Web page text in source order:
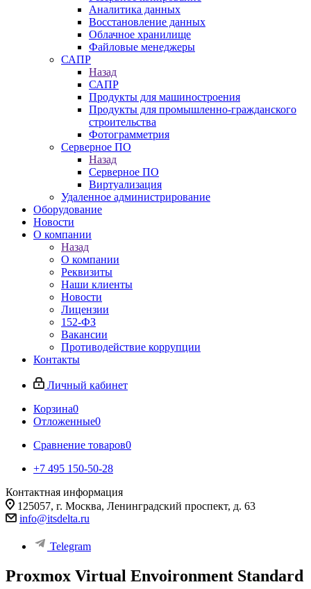
Аналитика данных
Восстановление данных
Облачное хранилище
Файловые менеджеры
САПР
Назад
САПР
Продукты для машиностроения
Продукты для промышленно-гражданского
строительства
Фотограмметрия
Серверное ПО
Назад
Серверное ПО
Виртуализация
Удаленное администрирование
Оборудование
Новости
О компании
Назад
О компании
Реквизиты
Наши клиенты
Новости
Лицензии
152-ФЗ
Вакансии
Противодействие коррупции
Контакты
Личный кабинет
Корзина0
Отложенные0
Сравнение товаров0
+7 495 150-50-28
Контактная информация
125057, г. Москва, Ленинградский проспект, д. 63
info@itsdelta.ru
Telegram
Proxmox Virtual Envoironment Standard